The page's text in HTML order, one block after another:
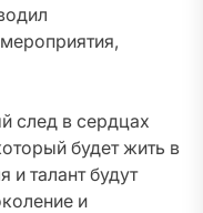
след в сердцах
будет жить в
и талант будут
и